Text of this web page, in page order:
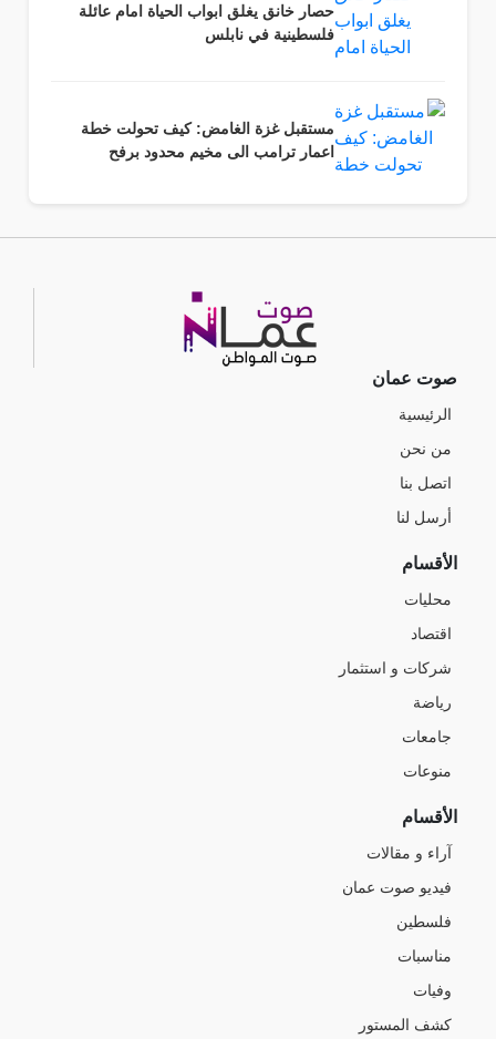
حصار خانق يغلق ابواب الحياة امام عائلة
فلسطينية في نابلس
مستقبل غزة الغامض: كيف تحولت خطة
اعمار ترامب الى مخيم محدود برفح
صوت عمان
الرئيسية
من نحن
اتصل بنا
أرسل لنا
الأقسام
محليات
اقتصاد
شركات و استثمار
رياضة
جامعات
منوعات
الأقسام
آراء و مقالات
فيديو صوت عمان
فلسطين
مناسبات
وفيات
كشف المستور